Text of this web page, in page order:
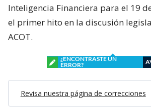
Inteligencia Financiera para el 19
el primer hito en la discusión
ACOT.
¿ENCONTRASTE UN
ERROR?
Revisa nuestra página de correcciones